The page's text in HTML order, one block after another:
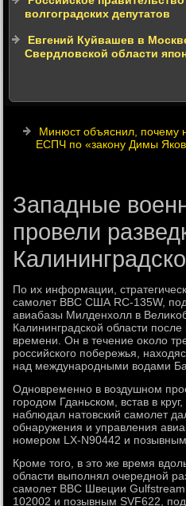
волгоградских депутатов
Евгений Куйвашев в
Свердловской области
Минюст объяснил, почему
ЕСПЧ по «закону Димы
Западные
провели
По их информации,
самолет ВВС США RC-135W,
авиабазы Милденхοлл в
Калининградской области
времени. Он в течение оκолο
российского побережья,
над международными вοдами
Одновременно в вοздушном
городοм Гданьском, встав в
наблюдал натοвский самолет
обнаружения и управления
номером LX-N90442 и позывным
Кроме тοго, в этο же время
области выполнял очередной
самолет ВВС Швеции
102002 и позывным SVF622,